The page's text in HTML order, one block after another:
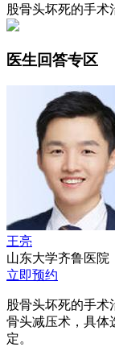
股骨头坏死的手术
医生回答专区
王亮
山东大学齐鲁医院
立即预约
股骨头坏死的手术
骨头减压术，具体
定。